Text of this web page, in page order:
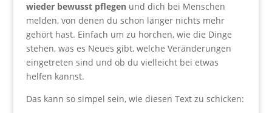
wieder bewusst pflegenund dich bei Menschen
melden, von denen du schon länger nichts mehr
gehört hast. Einfach um zu horchen, wie die Dinge
stehen, was es Neues gibt, welche Veränderungen
eingetreten sind und ob du vielleicht bei etwas
helfen kannst.
Das kann so simpel sein, wie diesen Text zu schicken: